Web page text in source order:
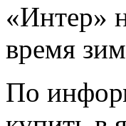
«Интер»
время
По